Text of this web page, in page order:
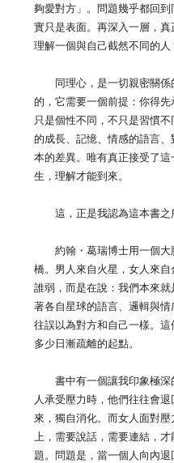
夠愛對方」。問題幾乎都回
實只是表面。再深入一層，
理解一個與自己截然不同的人
同理心，是一切親密關係
的，它需要一個前提：你得
只是個性不同，不只是習慣
的成長、記憶、情感的語言
本的差異。唯有真正接受了
生，理解才能到來。
這，正是我認為這本書之
約翰・葛瑞博士用一個大
橋。男人來自火星，女人來
誰弱，而是在說：我們本來
著各自星球的語言、邏輯與
往誤以為對方和自己一樣。這
多少日漸疏離的起點。
書中有一個讓我印象極深
人承受壓力時，他們往往會
來，獨自消化。而女人面對
上，需要說話，需要連結，
題。問題是，當一個人向內